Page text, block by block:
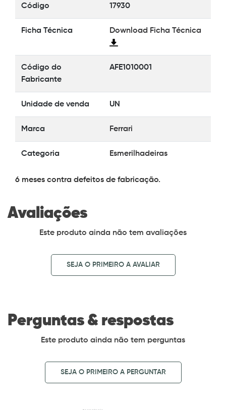
Código 17930
Ficha Técnica Download Ficha Técnica
Código do
Fabricante
AFE1010001
Unidade de venda UN
Marca Ferrari
Categoria Esmerilhadeiras
6 meses contra defeitos de fabricação.
Avaliações
Este produto ainda não tem avaliações
SEJA O PRIMEIRO A AVALIAR
Perguntas & respostas
Este produto ainda não tem perguntas
SEJA O PRIMEIRO A PERGUNTAR